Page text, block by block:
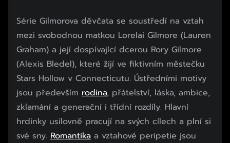
Série Gilmorova děvčata se soustředí na vztah
mezi svobodnou matkou Lorelai Gilmore (Lauren
Graham) a její dospívající dcerou Rory Gilmore
(Alexis Bledel), které žijí ve fiktivním městečku
Stars Hollow v Connecticutu. Ústředními motivy
jsou především rodina, přátelství, láska, ambice,
zklamání a generační i třídní rozdíly. Hlavní
hrdinky usilovně pracují na svých cílech a plní si
své sny. Romantika a vztahové peripetie jsou